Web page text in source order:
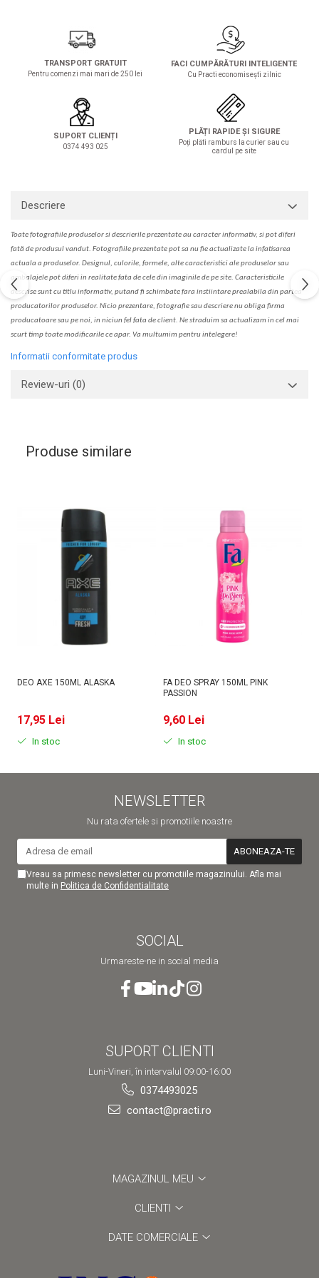
TRANSPORT GRATUIT
Pentru comenzi mai mari de 250 lei
FACI CUMPĂRĂTURI INTELIGENTE
Cu Practi economisești zilnic
SUPORT CLIENȚI
0374 493 025
PLĂȚI RAPIDE ȘI SIGURE
Poți plăti ramburs la curier sau cu
cardul pe site
Descriere
Toate fotografiile produselorsidescrierileprezentate au caracter informativ, si pot diferi
fată de produsul vandut. Fotografiile prezentate pot sa nu fie actualizate la infatisarea
actuala a produselor. Designul, culorile, formele, alte caracteristici ale produselor sau
ambalajele pot diferi in realitate fata de cele din imaginile de pe site. Caracteristicile
descrise sunt cu titlu informativ, putand fi schimbate fara instiintare prealabila din partea
producatorilor produselor. Nicio prezentare, fotografie sau descriere nu obliga firma
producatoare sau pe noi, in niciun fel fata de client. Ne straduim sa actualizam in cel mai
scurt timp toate modificarile ce apar. Va multumim pentru intelegere!
Informatii conformitate produs
Review-uri (0)
Produse similare
DEO AXE 150ML ALASKA
17,95 Lei
In stoc
FA DEO SPRAY 150ML PINK
PASSION
9,60 Lei
In stoc
NEWSLETTER
Nu rata ofertele si promotiile noastre
Vreau sa primesc newsletter cu promotiile magazinului. Afla mai
multe in Politica de Confidentialitate
SOCIAL
Urmareste-ne in social media
SUPORT CLIENTI
Luni-Vineri, în intervalul 09:00-16:00
0374493025
contact@practi.ro
MAGAZINUL MEU
CLIENTI
DATE COMERCIALE